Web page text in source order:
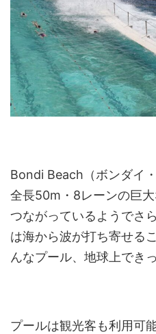
Bondi Beach（ボンダイ
全長50m・8レーンの巨
つながっているようでさ
は海から波が打ち寄せる
んなプール、地球上でき
プールは観光客も利用可